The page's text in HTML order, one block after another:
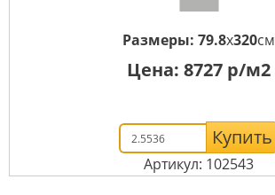
Размеры: 79.8x320см
Цена: 8727 р/м2
Купить
Артикул: 102543